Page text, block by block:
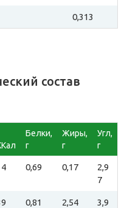
0,313
состав
Белки,
г
Жиры,
г
Угл,
г
0,69 0,17
2,9
7
0,81 2,54
3,9